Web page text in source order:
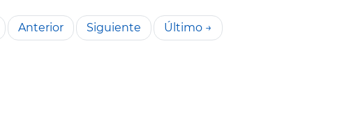
Anterior Siguiente Último →